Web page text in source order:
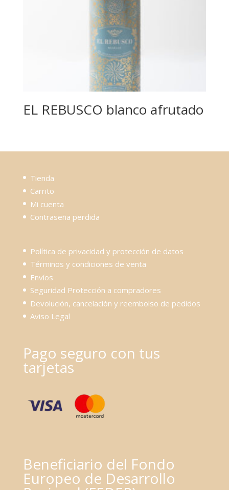
EL REBUSCO blanco afrutado
Tienda
Carrito
Mi cuenta
Contraseña perdida
Política de privacidad y protección de datos
Términos y condiciones de venta
Envíos
Seguridad Protección a compradores
Devolución, cancelación y reembolso de pedidos
Aviso Legal
Pago seguro con tus
tarjetas
Beneficiario del Fondo
Europeo de Desarrollo